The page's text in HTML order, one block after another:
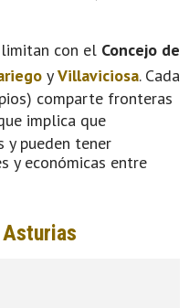
con el Concejo de
yVillaviciosa. Cada
comparte fronteras
implica que
pueden tener
y económicas entre